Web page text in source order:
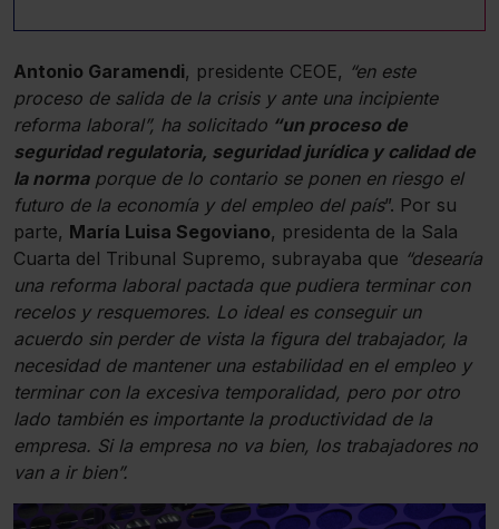
Antonio Garamendi, presidente CEOE, “en este
proceso de salida de la crisis y ante una incipiente
reforma laboral”, ha solicitado “un proceso de
seguridad regulatoria, seguridad jurídica y calidad de
la normaporque de lo contario se ponen en riesgo el
futuro de la economía y del empleo del país”. Por su
parte, María Luisa Segoviano, presidenta de la Sala
Cuarta del Tribunal Supremo, subrayaba que “desearía
una reforma laboral pactada que pudiera terminar con
recelos y resquemores. Lo ideal es conseguir un
acuerdo sin perder de vista la figura del trabajador, la
necesidad de mantener una estabilidad en el empleo y
terminar con la excesiva temporalidad, pero por otro
lado también es importante la productividad de la
empresa. Si la empresa no va bien, los trabajadores no
van a ir bien”.